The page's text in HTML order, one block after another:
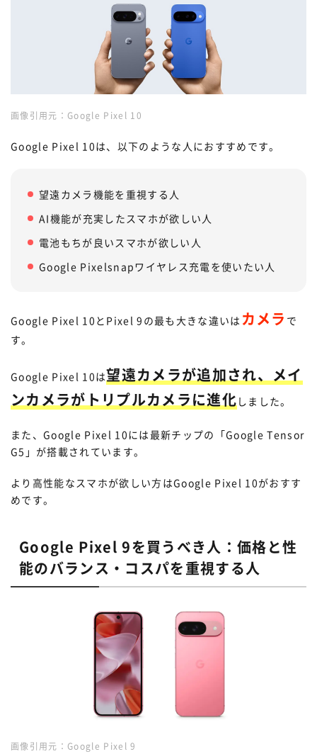
画像引用元：Google Pixel 10
Google Pixel 10は、以下のような人におすすめです。
望遠カメラ機能を重視する人
AI機能が充実したスマホが欲しい人
電池もちが良いスマホが欲しい人
Google Pixelsnapワイヤレス充電を使いたい人
Google Pixel 10とPixel 9の最も大きな違いは カメラ で
す。
Google Pixel 10は望遠カメラが追加され、メイ
ンカメラがトリプルカメラに進化 しました。
また、Google Pixel 10には最新チップの「Google Tensor
G5」が搭載されています。
より高性能なスマホが欲しい方はGoogle Pixel 10がおすす
めです。
Google Pixel 9を買うべき人：価格と性
能のバランス・コスパを重視する人
画像引用元： Google Pixel 9